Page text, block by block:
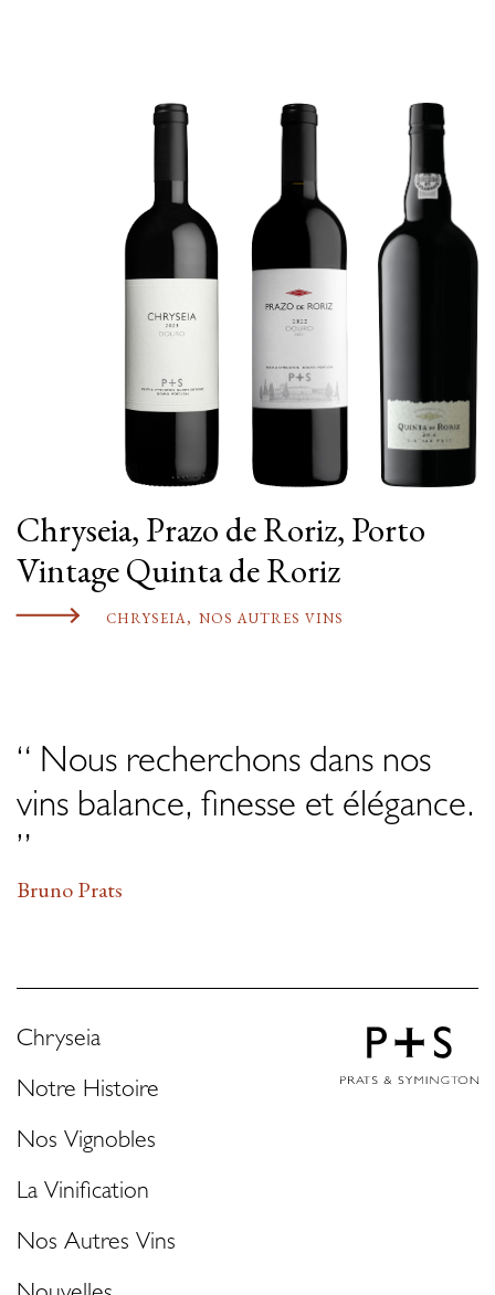
PT FR
Chryseia, Prazo de Roriz, Porto
Vintage Quinta de Roriz
CHRYSEIA, NOS AUTRES VINS
“ Nous recherchons dans nos
vins balance, finesse et élégance.
”
Bruno Prats
Chryseia
Notre Histoire
Nos Vignobles
La Vinification
Nos Autres Vins